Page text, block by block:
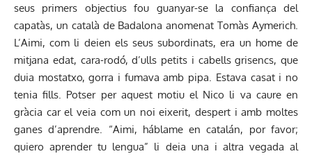
seus primers objectius fou guanyar-se la confiança del
capatàs, un català de Badalona anomenat Tomàs Aymerich.
L’Aimi, com li deien els seus subordinats, era un home de
mitjana edat, cara-rodó, d’ulls petits i cabells grisencs, que
duia mostatxo, gorra i fumava amb pipa. Estava casat i no
tenia fills. Potser per aquest motiu el Nico li va caure en
gràcia car el veia com un noi eixerit, despert i amb moltes
ganes d’aprendre. “Aimi, háblame en catalán, por favor;
quiero aprender tu lengua” li deia una i altra vegada al